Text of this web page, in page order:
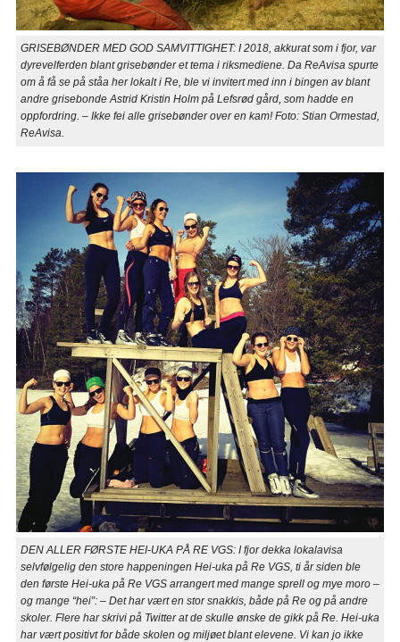
GRISEBØNDER MED GOD SAMVITTIGHET: I 2018, akkurat som i fjor, var
dyrevelferden blant grisebønder et tema i riksmediene. Da ReAvisa spurte
om å få se på ståa her lokalt i Re, ble vi invitert med inn i bingen av blant
andre grisebonde Astrid Kristin Holm på Lefsrød gård, som hadde en
oppfordring. – Ikke fei alle grisebønder over en kam! Foto: Stian Ormestad,
ReAvisa.
DEN ALLER FØRSTE HEI-UKA PÅ RE VGS: I fjor dekka lokalavisa
selvfølgelig den store happeningen Hei-uka på Re VGS, ti år siden ble
den første Hei-uka på Re VGS arrangert med mange sprell og mye moro –
og mange “hei”: – Det har vært en stor snakkis, både på Re og på andre
skoler. Flere har skrivi på Twitter at de skulle ønske de gikk på Re. Hei-uka
har vært positivt for både skolen og miljøet blant elevene. Vi kan jo ikke